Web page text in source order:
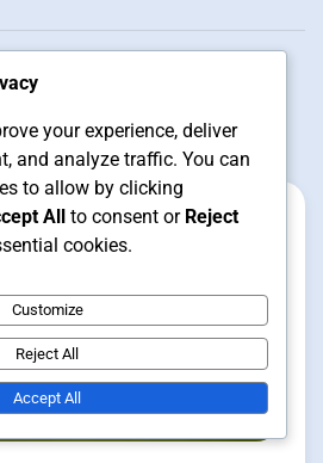
your experience, deliver
and analyze traffic. You can
to allow by clicking
All to consent or Reject
cookies.
Customize
Reject All
Accept All